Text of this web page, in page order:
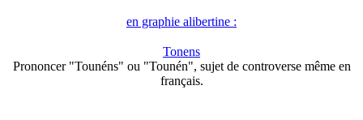
en graphie alibertine :
Tonens
Prononcer "Tounéns" ou "Tounén", sujet de controverse même en
français.